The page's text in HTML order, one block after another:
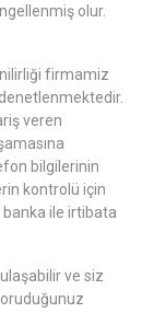
olur.
firmamiz
denetlenmektedir.
veren
bilgilerinin
kontrolü için
banka ile irtibata
ve siz